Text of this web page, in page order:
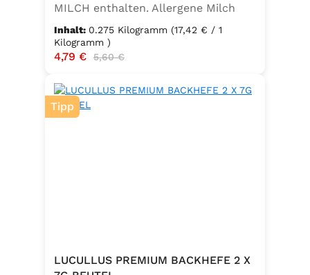
MILCH enthalten. Allergene Milch
und daraus gewonnene Erzeugnisse
Inhalt: 0.275 Kilogramm (17,42 € / 1
Kilogramm )
Verkaufspreis:
4,79 € Regulärer Preis:
5,60 €
Tipp
LUCULLUS PREMIUM BACKHEFE 2 X